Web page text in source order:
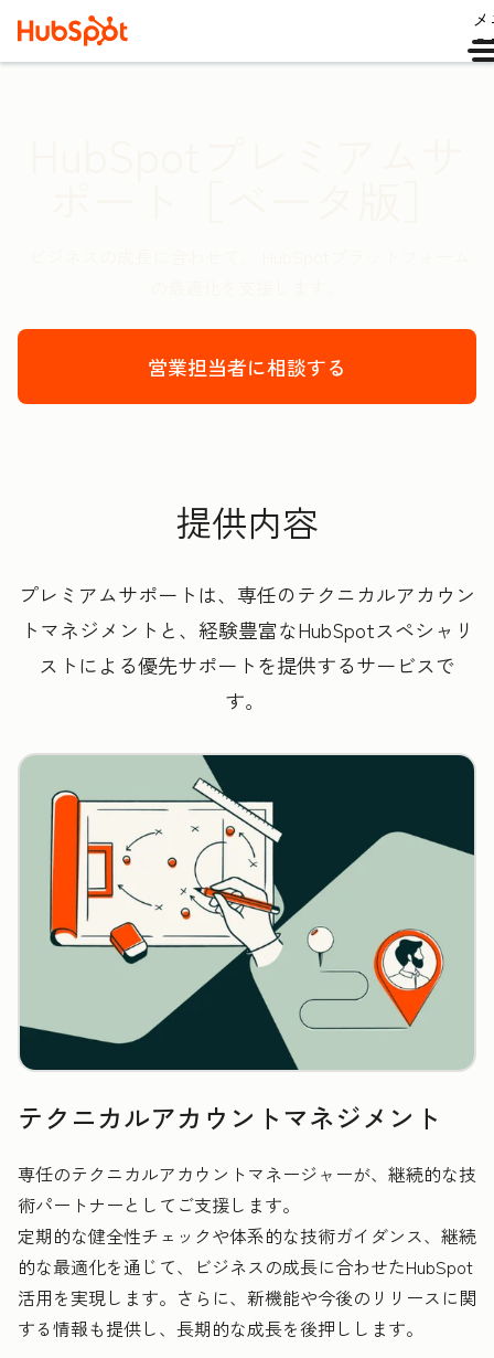
営業担当者に相談する
提供内容
プレミアムサポートは、専任のテクニカルアカウン
トマネジメントと、経験豊富なHubSpotスペシャリ
ストによる優先サポートを提供するサービスで
す。
テクニカルアカウントマネジメント
専任のテクニカルアカウントマネージャーが、継続的な技
術パートナーとしてご支援します。
定期的な健全性チェックや体系的な技術ガイダンス、継続
的な最適化を通じて、ビジネスの成長に合わせたHubSpot
活用を実現します。さらに、新機能や今後のリリースに関
する情報も提供し、長期的な成長を後押しします。